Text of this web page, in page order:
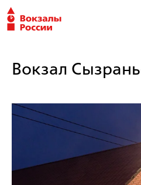
Вокзал